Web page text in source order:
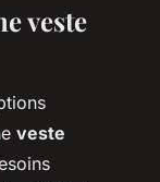
veste
veste